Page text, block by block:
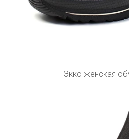
Экко женская